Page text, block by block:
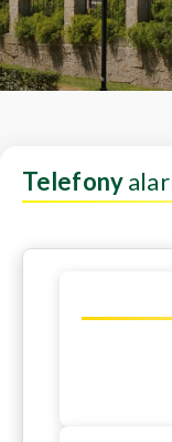
Telefony